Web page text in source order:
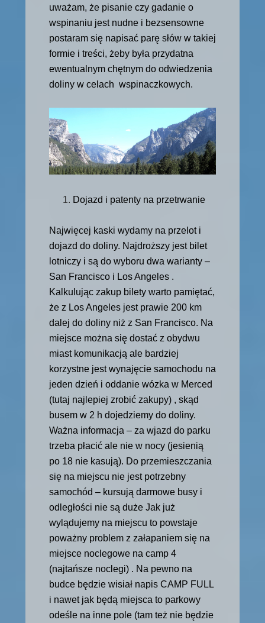
uważam, że pisanie czy gadanie o
wspinaniu jest nudne i bezsensowne
postaram się napisać parę słów w takiej
formie i treści, żeby była przydatna
ewentualnym chętnym do odwiedzenia
doliny w celach wspinaczkowych.
Dojazd i patenty na przetrwanie
Najwięcej kaski wydamy na przelot i
dojazd do doliny. Najdroższy jest bilet
lotniczy i są do wyboru dwa warianty –
San Francisco i Los Angeles .
Kalkulując zakup bilety warto pamiętać,
że z Los Angeles jest prawie 200 km
dalej do doliny niż z San Francisco. Na
miejsce można się dostać z obydwu
miast komunikacją ale bardziej
korzystne jest wynajęcie samochodu na
jeden dzień i oddanie wózka w Merced
(tutaj najlepiej zrobić zakupy) , skąd
busem w 2 h dojedziemy do doliny.
Ważna informacja – za wjazd do parku
trzeba płacić ale nie w nocy (jesienią
po 18 nie kasują). Do przemieszczania
się na miejscu nie jest potrzebny
samochód – kursują darmowe busy i
odległości nie są duże Jak już
wylądujemy na miejscu to powstaje
poważny problem z załapaniem się na
miejsce noclegowe na camp 4
(najtańsze noclegi) . Na pewno na
budce będzie wisiał napis CAMP FULL
i nawet jak będą miejsca to parkowy
odeśle na inne pole (tam też nie będzie